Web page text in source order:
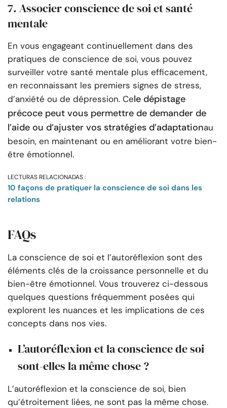
7. Associer conscience de soi et santé
mentale
En vous engageant continuellement dans des
pratiques de conscience de soi, vous pouvez
surveiller votre santé mentale plus efficacement,
en reconnaissant les premiers signes de stress,
d’anxiété ou de dépression. Cele dépistage
précoce peut vous permettre de demander de
l’aide ou d’ajuster vos stratégies d’adaptationau
besoin, en maintenant ou en améliorant votre bien-
être émotionnel.
LECTURAS RELACIONADAS :
10 façons de pratiquer la conscience de soi dans les
relations
FAQs
La conscience de soi et l’autoréflexion sont des
éléments clés de la croissance personnelle et du
bien-être émotionnel. Vous trouverez ci-dessous
quelques questions fréquemment posées qui
explorent les nuances et les implications de ces
concepts dans nos vies.
L’autoréflexion et la conscience de soi
sont-elles la même chose ?
L’autoréflexion et la conscience de soi, bien
qu’étroitement liées, ne sont pas la même chose.